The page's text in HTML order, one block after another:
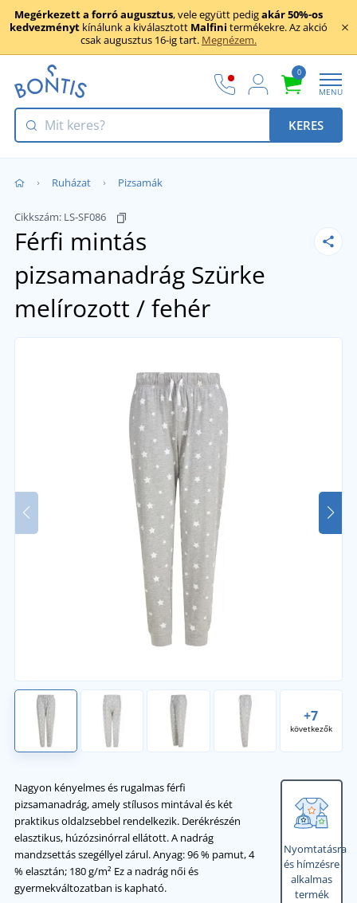
Megérkezett a forró augusztus, vele együtt pedigakár 50%-os
kedvezményt kínálunk a kiválasztott Malfini termékekre. Az akció
csak augusztus 16-ig tart. Megnézem.
0
MENU
KERES
Ruházat Pizsamák
Cikkszám: LS-SF086
Férfi mintás
pizsamanadrág Szürke
melírozott / fehér
+7
következők
Nagyon kényelmes és rugalmas férfi
pizsamanadrág, amely stílusos mintával és két
praktikus oldalzsebbel rendelkezik. Derékrészén
elasztikus, húzózsinórral ellátott. A nadrág
mandzsettás szegéllyel zárul. Anyag: 96 % pamut, 4
% elasztán; 180 g/m² Ez a nadrág női és
gyermekváltozatban is kapható.
Nyomtatásra
és hímzésre
alkalmas
termék